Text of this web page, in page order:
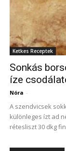
Ketkes Receptek
Sonkás
íze
Nóra -
A szendvicsek
különleges ízt ad
rétesliszt 30 dkg